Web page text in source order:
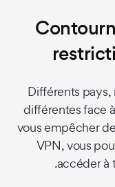
Différents pays,
différentes face
vous empêcher
VPN, vous
accéder à